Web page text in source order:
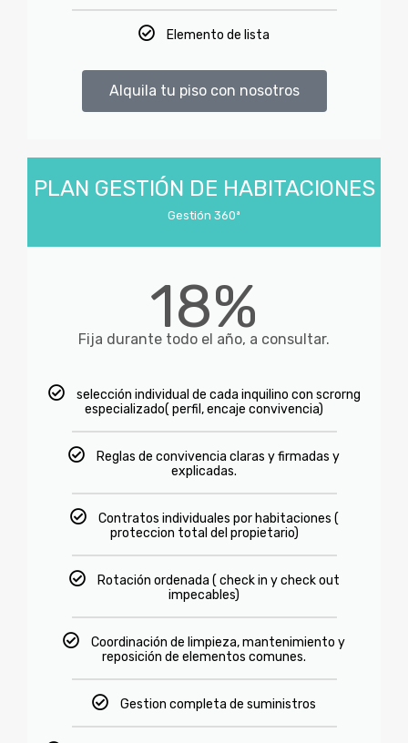
Elemento de lista
Alquila tu piso con nosotros
PLAN GESTIÓN DE HABITACIONES
Gestión 360ª
18%
Fija durante todo el año, a consultar.
selección individual de cada inquilino con scrorng
especializado( perfil, encaje convivencia)
Reglas de convivencia claras y firmadas y
explicadas.
Contratos individuales por habitaciones (
proteccion total del propietario)
Rotación ordenada ( check in y check out
impecables)
Coordinación de limpieza, mantenimiento y
reposición de elementos comunes.
Gestion completa de suministros